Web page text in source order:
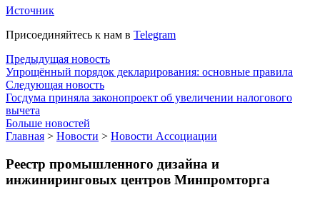
Источник
Присоединяйтесь к нам в Telegram
Предыдущая новость
Упрощённый порядок декларирования: основные правила
Следующая новость
Госдума приняла законопроект об увеличении налогового
вычета
Больше новостей
Главная > Новости > Новости Ассоциации
Реестр промышленного дизайна и
инжиниринговых центров Минпромторга